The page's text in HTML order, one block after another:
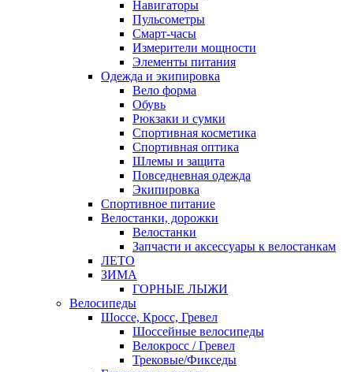
Навигаторы
Пульсометры
Смарт-часы
Измерители мощности
Элементы питания
Одежда и экипировка
Вело форма
Обувь
Рюкзаки и сумки
Спортивная косметика
Спортивная оптика
Шлемы и защита
Повседневная одежда
Экипировка
Спортивное питание
Велостанки, дорожки
Велостанки
Запчасти и аксессуары к велостанкам
ЛЕТО
ЗИМА
ГОРНЫЕ ЛЫЖИ
Велосипеды
Шоссе, Кросс, Гревел
Шоссейные велосипеды
Велокросс / Гревел
Трековые/Фикседы